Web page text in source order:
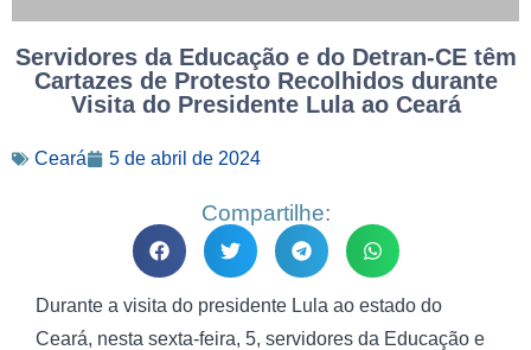
Servidores da Educação e do Detran-CE têm
Cartazes de Protesto Recolhidos durante
Visita do Presidente Lula ao Ceará
Ceará 5 de abril de 2024
Compartilhe:
Durante a visita do presidente Lula ao estado do
Ceará, nesta sexta-feira, 5, servidores da Educação e